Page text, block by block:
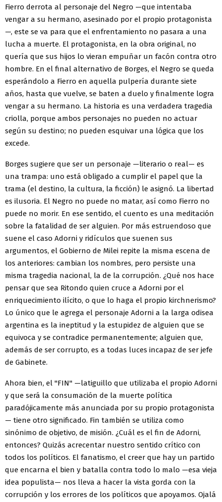
Fierro derrota al personaje del Negro —que intentaba
vengar a su hermano, asesinado por el propio protagonista
—, este se va para que el enfrentamiento no pasara a una
lucha a muerte. El protagonista, en la obra original, no
quería que sus hijos lo vieran empuñar un facón contra otro
hombre. En el final alternativo de Borges, el Negro se queda
esperándolo a Fierro en aquella pulpería durante siete
años, hasta que vuelve, se baten a duelo y finalmente logra
vengar a su hermano. La historia es una verdadera tragedia
criolla, porque ambos personajes no pueden no actuar
según su destino; no pueden esquivar una lógica que los
excede.
Borges sugiere que ser un personaje —literario o real— es
una trampa: uno está obligado a cumplir el papel que la
trama (el destino, la cultura, la ficción) le asignó. La libertad
es ilusoria. El Negro no puede no matar, así como Fierro no
puede no morir. En ese sentido, el cuento es una meditación
sobre la fatalidad de ser alguien. Por más estruendoso que
suene el caso Adorni y ridículos que suenen sus
argumentos, el Gobierno de Milei repite la misma escena de
los anteriores: cambian los nombres, pero persiste una
misma tragedia nacional, la de la corrupción. ¿Qué nos hace
pensar que sea Ritondo quien cruce a Adorni por el
enriquecimiento ilícito, o que lo haga el propio kirchnerismo?
Lo único que le agrega el personaje Adorni a la larga odisea
argentina es la ineptitud y la estupidez de alguien que se
equivoca y se contradice permanentemente; alguien que,
además de ser corrupto, es a todas luces incapaz de ser jefe
de Gabinete.
Ahora bien, el "FIN" —latiguillo que utilizaba el propio Adorni
y que será la consumación de la muerte política
paradójicamente más anunciada por su propio protagonista
— tiene otro significado. Fin también se utiliza como
sinónimo de objetivo, de misión. ¿Cuál es el fin de Adorni,
entonces? Quizás acrecentar nuestro sentido crítico con
todos los políticos. El fanatismo, el creer que hay un partido
que encarna el bien y batalla contra todo lo malo —esa vieja
idea populista— nos lleva a hacer la vista gorda con la
corrupción y los errores de los políticos que apoyamos. Ojalá